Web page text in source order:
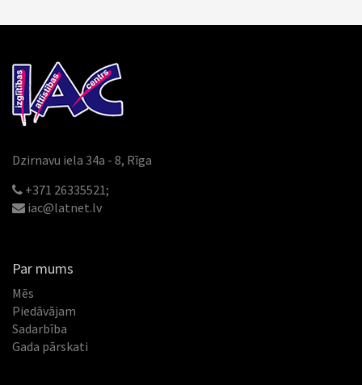
Dzirnavu iela 34a - 8, Rīga
+371 26335521;
iac@latnet.lv
Par mums
Mēs
Piedāvājam
Sadarbība
Gada pārskati